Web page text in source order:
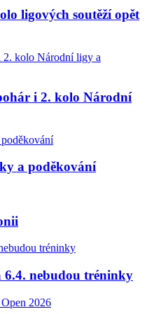
ligových soutěží opět
i 2. kolo Národní
a poděkování
6.4. nebudou tréninky